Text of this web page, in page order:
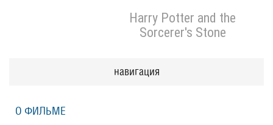
Harry Potter and the
Sorcerer's Stone
навигация
О ФИЛЬМЕ